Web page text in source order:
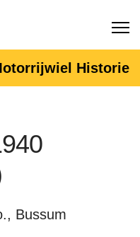
Historie
Bussum